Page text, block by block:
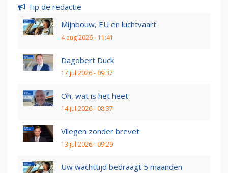
Tip de redactie
Mijnbouw, EU en luchtvaart
4 aug 2026 - 11:41
Dagobert Duck
17 jul 2026 - 09:37
Oh, wat is het heet
14 jul 2026 - 08:37
Vliegen zonder brevet
13 jul 2026 - 09:29
Uw wachttijd bedraagt 5 maanden